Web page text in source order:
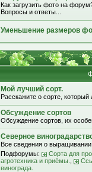
Как загрузить фото на
Вопросы и ответы...
Уменьшение размеров
Мой лучший сорт.
Расскажите о сорте, который
Обсуждение сортов
Обсуждение сортов, их
Северное
Все сведения о выращивании
Подфорумы:
Сорта для
агротехника и приёмы.
винограда.